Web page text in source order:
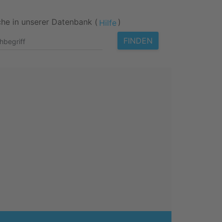
in unserer Datenbank ( Hilfe )
FINDEN